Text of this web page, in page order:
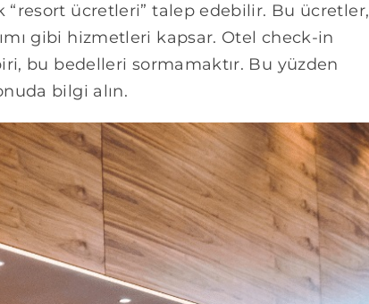
“resort ücretleri” talep edebilir. Bu ücretler,
gibi hizmetleri kapsar. Otel check-in
bu bedelleri sormamaktır. Bu yüzden
bilgi alın.